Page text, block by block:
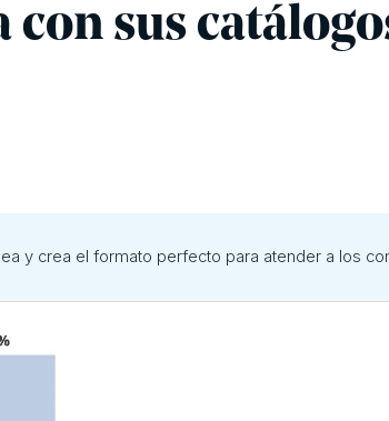
sus
y crea el formato perfecto para atender a los